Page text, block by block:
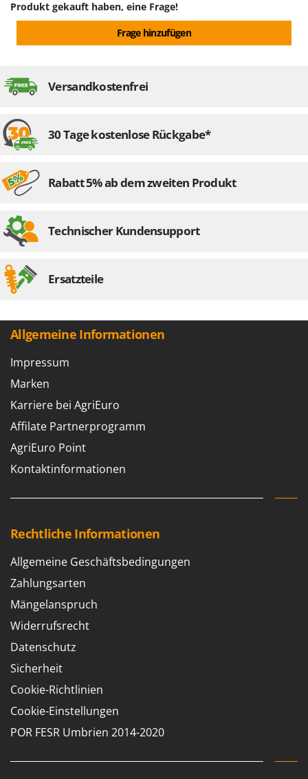
Rato
Redback
Ribimex
Ritter
Robomow
Royal Food
S
Sbaraglia
Shark
Skil
Smeg
Snapper
Solidur
Spice Electronics
Spiralmac
Spring Protezione
Spyro
Stanley
Stiga
Stocker
Produkt gekauft haben, eine Frage!
Frage hinzufügen
Versandkostenfrei
30 Tage kostenlose Rückgabe*
Rabatt 5% ab dem zweiten Produkt
Technischer Kundensupport
Ersatzteile
Allgemeine Informationen
Impressum
Marken
Karriere bei AgriEuro
Affilate Partnerprogramm
AgriEuro Point
Kontaktinformationen
Rechtliche Informationen
Allgemeine Geschäftsbedingungen
Zahlungsarten
Mängelanspruch
Widerrufsrecht
Datenschutz
Sicherheit
Cookie-Richtlinien
Cookie-Einstellungen
POR FESR Umbrien 2014-2020